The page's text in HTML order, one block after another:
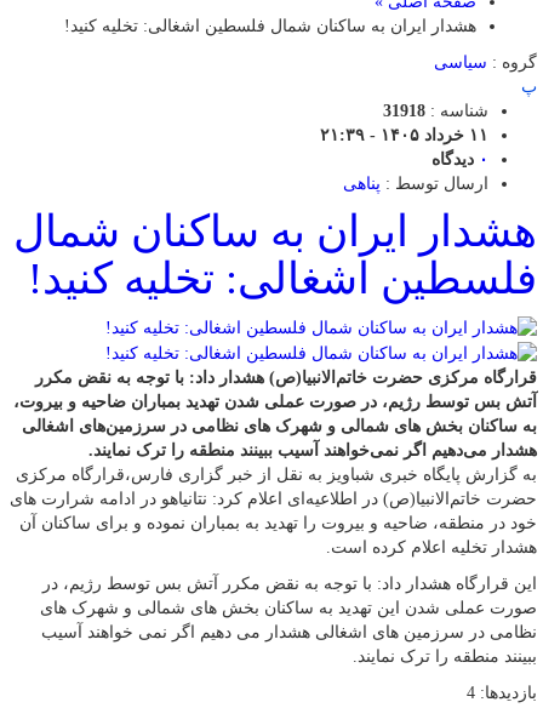
هشدار ایران به ساکنان شمال فلسطین اشغالی: تخلیه کنید!
گروه : سیاسی
پ
شناسه : 31918
۱۱ خرداد ۱۴۰۵ - ۲۱:۳۹
۰ دیدگاه
ارسال توسط : پناهی
هشدار ایران به ساکنان شمال
فلسطین اشغالی: تخلیه کنید!
قرارگاه مرکزی حضرت خاتم‌الانبیا(ص) هشدار داد: با توجه به نقض مکرر
آتش بس توسط رژیم، در صورت عملی شدن تهدید بمباران ضاحیه و بیروت،
به ساکنان بخش های شمالی و شهرک های نظامی در سرزمین‌های اشغالی
هشدار می‌دهیم اگر نمی‌خواهند آسیب ببینند منطقه را ترک نمایند.
به گزارش پایگاه خبری شباویز به نقل از خبر گزاری فارس،قرارگاه مرکزی
حضرت خاتم‌الانبیا(ص) در اطلاعیه‌ای اعلام کرد: نتانیاهو در ادامه شرارت های
خود در منطقه، ضاحیه و بیروت را تهدید به بمباران نموده و برای ساکنان آن
هشدار تخلیه اعلام کرده است.
این قرارگاه هشدار داد: با توجه به نقض مکرر آتش بس توسط رژیم، در
صورت عملی شدن این تهدید به ساکنان بخش های شمالی و شهرک های
نظامی در سرزمین های اشغالی هشدار می دهیم اگر نمی خواهند آسیب
ببینند منطقه را ترک نمایند.
بازدیدها: 4